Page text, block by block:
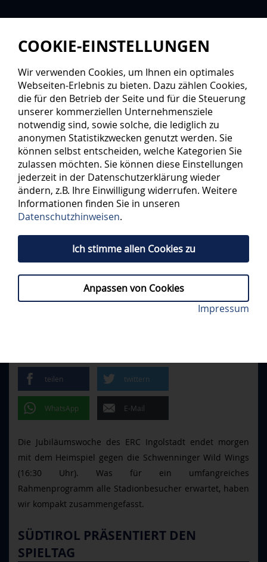
Christoph Gawlik ist morgen als einer von vier
// SAMSTAG,
teilen twittern
WhatsApp E-Mail
Die Jubiläumswoche des ERC Ingolstadt endet morgen
mit dem Heimspiel gegen die Schwenninger Wild Wings
(16:30 Uhr). Was für ein umfangreiches
Rahmenprogramm alle Stadionbesucher erwartet, haben
wir kompakt zusammengefasst.
SÜDTIROL PRÄSENTIERT DEN
SPIELTAG
COOKIE-EINSTELLUNGEN
Wir verwenden Cookies, um Ihnen ein optimales
Webseiten-Erlebnis zu bieten. Dazu zählen Cookies,
die für den Betrieb der Seite und für die Steuerung
unserer kommerziellen Unternehmensziele
notwendig sind, sowie solche, die lediglich zu
anonymen Statistikzwecken genutzt werden. Sie
können selbst entscheiden, welche Kategorien Sie
zulassen möchten. Sie können diese Einstellungen
jederzeit in der Datenschutzerklärung wieder
ändern, z.B. Ihre Einwilligung widerrufen. Weitere
Informationen finden Sie in unseren
Datenschutzhinweisen.
Ich stimme allen Cookies zu
Anpassen von Cookies
Impressum